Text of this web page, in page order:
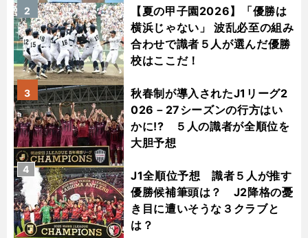
【夏の甲子園2026】「優勝は
横浜じゃない」 波乱必至の組み
合わせで識者５人が選んだ優勝
校はここだ！
2
秋春制が導入されたJ1リーグ2
026－27シーズンの行方はい
かに!? ５人の識者が全順位を
大胆予想
3
J1全順位予想 識者５人が推す
優勝候補筆頭は？ J2降格の憂
き目に遭いそうな３クラブと
は？
4